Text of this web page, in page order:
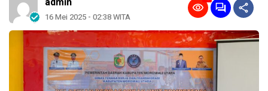
16 Mei 2025 - 02:38 WITA